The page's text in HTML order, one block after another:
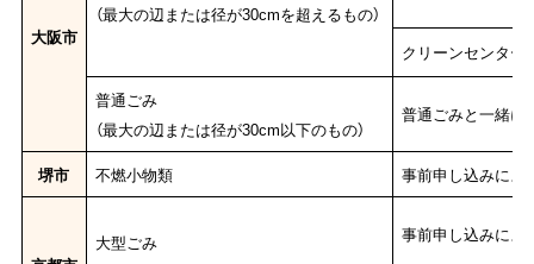
大阪市
（最大の辺または径が30cmを超えるもの）
クリーンセンター
普通ごみ
（最大の辺または径が30cm以下のもの）
普通ごみと一緒に
堺市 不燃小物類 事前申し込みによ
大型ごみ 事前申し込みによ